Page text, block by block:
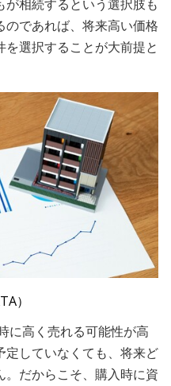
相続するという選択肢も
であれば、将来高い価格
選択することが大前提と
）
に高く売れる可能性が高
定していなくても、将来ど
。だからこそ、購入時に資